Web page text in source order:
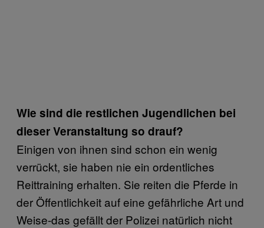
Wie sind die restlichen Jugendlichen bei
dieser Veranstaltung so drauf?
Einigen von ihnen sind schon ein wenig
verrückt, sie haben nie ein ordentliches
Reittraining erhalten. Sie reiten die Pferde in
der Öffentlichkeit auf eine gefährliche Art und
Weise-das gefällt der Polizei natürlich nicht